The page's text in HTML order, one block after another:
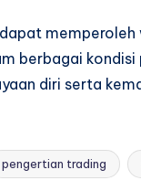
memperoleh
berbagai kondisi
diri serta
pengertian trading